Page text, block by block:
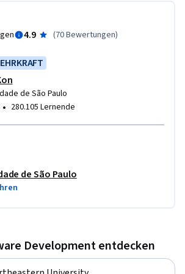
vs. compiladas
e Boas Práticas de Programação OO
e testes
Exceções
4.9 (70 Bewertungen)
de São Paulo
• 280.105 Lernende
de São Paulo
Development entdecken